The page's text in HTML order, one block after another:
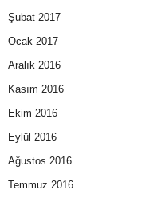
Şubat 2017
Ocak 2017
Aralık 2016
Kasım 2016
Ekim 2016
Eylül 2016
Ağustos 2016
Temmuz 2016